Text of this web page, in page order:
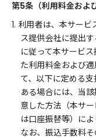
第5条（利用料金およ
1. 利用者は、本サー
ス提供会社に提出
に従って本サービ
た利用料金および
て、以下に定める
ある場合には、当
意した方法（本サ
は口座振替等）によ
なお、振込手数料